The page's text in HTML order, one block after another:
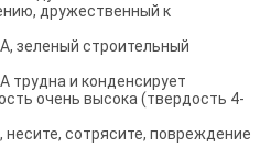
дружественный к
зеленый строительный
трудна и конденсирует
очень высока (твердость 4-
сотрясите, повреждение